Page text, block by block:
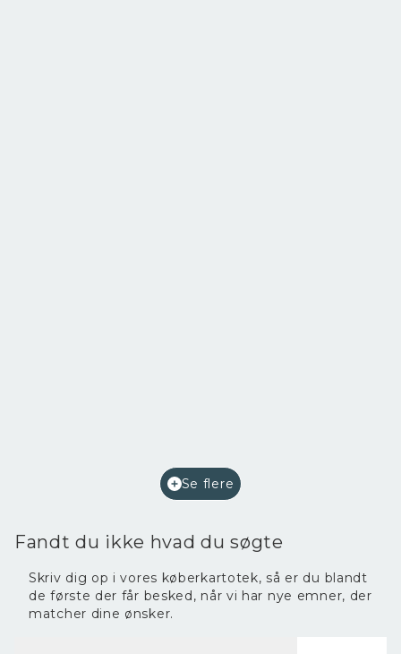
Se flere
Fandt du ikke hvad du søgte
Skriv dig op i vores køberkartotek, så er du blandt
de første der får besked, når vi har nye emner, der
matcher dine ønsker.